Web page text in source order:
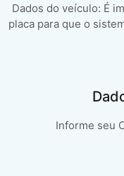
Dados do veículo: É
placa para que o
Informe seu